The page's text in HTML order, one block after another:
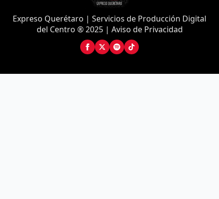
Expreso Querétaro | Servicios de Producción Digital
del Centro ® 2025 | Aviso de Privacidad